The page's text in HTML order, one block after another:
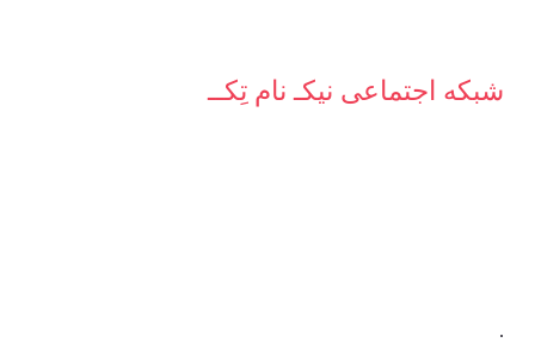
شبکه‌ اجتماعی نیکـ نام تِکــ
.